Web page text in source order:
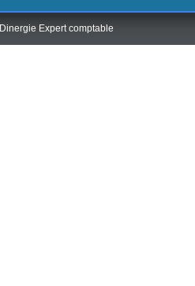
Dinergie Expert comptable